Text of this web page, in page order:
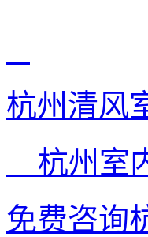
杭州清风
杭州室
免费咨询